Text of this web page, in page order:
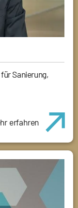
Sanierung,
erfahren